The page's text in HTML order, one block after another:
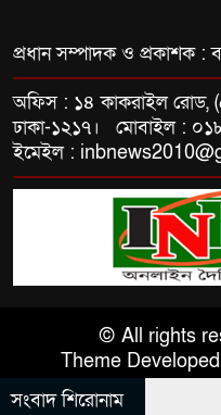
প্রধান সম্পাদক ও প্রকাশক :
অফিস : ১৪ কাকরাইল রোড,
ঢাকা-১২১৭। মোবাইল :
ইমেইল :
© All rights
Theme
সংবাদ শিরোনাম